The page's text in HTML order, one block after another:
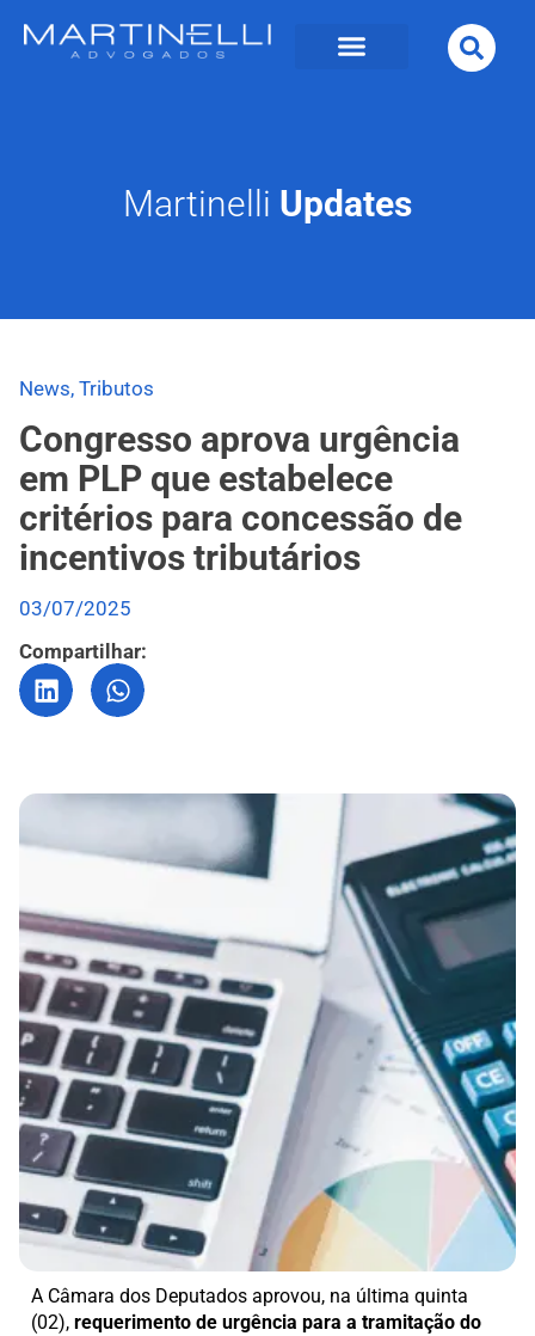
Martinelli Updates
News, Tributos
Congresso aprova urgência
em PLP que estabelece
critérios para concessão de
incentivos tributários
03/07/2025
Compartilhar:
A Câmara dos Deputados aprovou, na última quinta
(02), requerimento de urgência para a tramitação do